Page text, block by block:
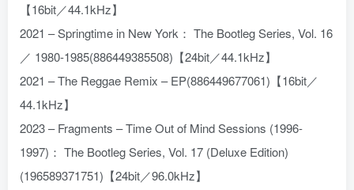
【16bit／44.1kHz】
2021 – Springtime in New York： The Bootleg Series, Vol. 16
／ 1980-1985(886449385508)【24bit／44.1kHz】
2021 – The Reggae Remix – EP(886449677061)【16bit／
44.1kHz】
2023 – Fragments – Time Out of Mind Sessions (1996-
1997)： The Bootleg Series, Vol. 17 (Deluxe Edition)
(196589371751)【24bit／96.0kHz】